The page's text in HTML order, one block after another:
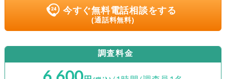
今すぐ無料電話相談をする
(通話料無料)
調査料金